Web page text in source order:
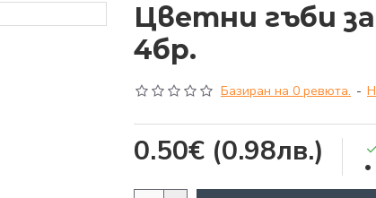
Цветни гъби
4бр.
Базиран на 0 ревюта. -
0.50€ (0.98лв.)